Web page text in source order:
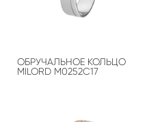
ОБРУЧАЛЬНОЕ КОЛЬЦО
MILORD М0252С17